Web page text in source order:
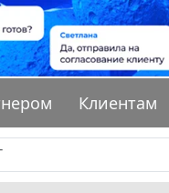
Клиентам